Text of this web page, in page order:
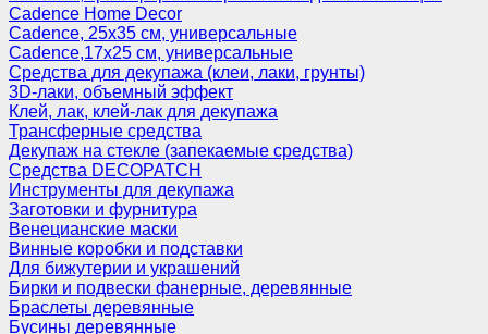
Cadence Home Decor
Cadence, 25х35 см, универсальные
Cadence,17х25 см, универсальные
Средства для декупажа (клеи, лаки, грунты)
3D-лаки, объемный эффект
Клей, лак, клей-лак для декупажа
Трансферные средства
Декупаж на стекле (запекаемые средства)
Средства DECOPATCH
Инструменты для декупажа
Заготовки и фурнитура
Венецианские маски
Винные коробки и подставки
Для бижутерии и украшений
Бирки и подвески фанерные, деревянные
Браслеты деревянные
Бусины деревянные